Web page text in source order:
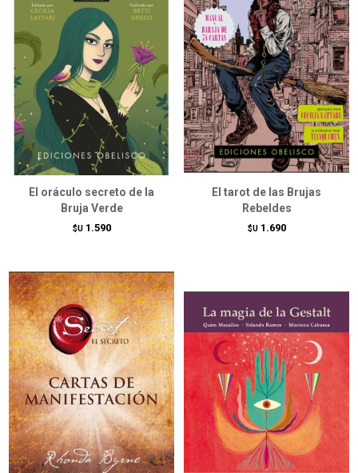
El oráculo secreto de la
Bruja Verde
$U 1.590
El tarot de las Brujas
Rebeldes
$U 1.690